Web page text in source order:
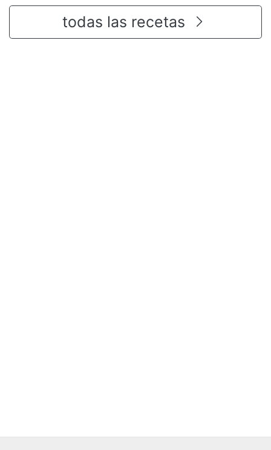
todas las recetas